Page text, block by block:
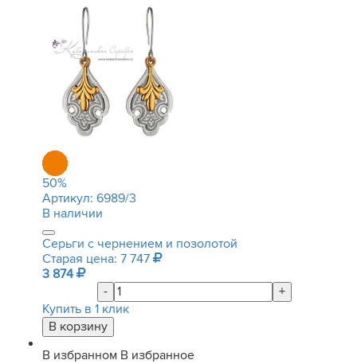
50%
Артикул: 6989/3
В наличии
Серьги с чернением и позолотой
Старая цена: 7 747
3 874
-
+
Купить в 1 клик
В избранном В избранное